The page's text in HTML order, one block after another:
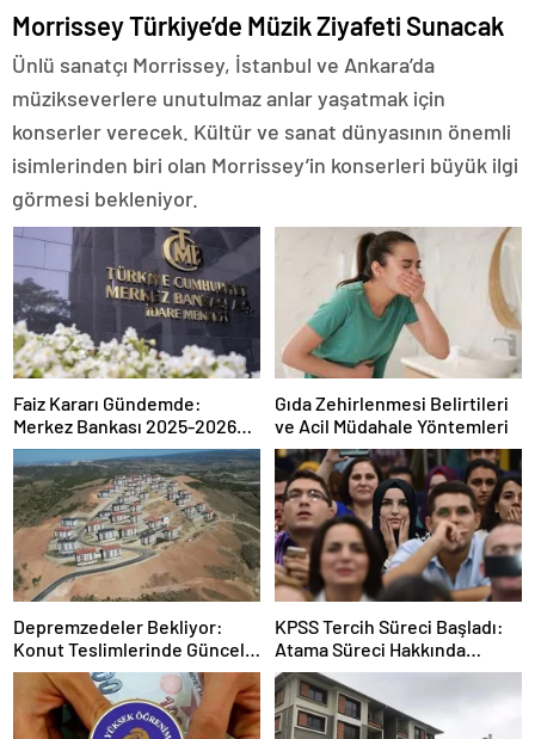
Morrissey Türkiye’de Müzik Ziyafeti Sunacak
Ünlü sanatçı Morrissey, İstanbul ve Ankara’da
müzikseverlere unutulmaz anlar yaşatmak için
konserler verecek. Kültür ve sanat dünyasının önemli
isimlerinden biri olan Morrissey’in konserleri büyük ilgi
görmesi bekleniyor.
Faiz Kararı Gündemde:
Merkez Bankası 2025-2026
Takvimi
Gıda Zehirlenmesi Belirtileri
ve Acil Müdahale Yöntemleri
Depremzedeler Bekliyor:
Konut Teslimlerinde Güncel
Rakamlar
KPSS Tercih Süreci Başladı:
Atama Süreci Hakkında
Bilmeniz Gerekenler